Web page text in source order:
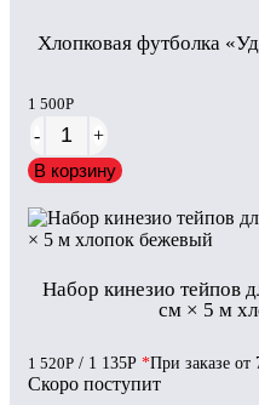
Хлопковая футболка
1 500Р
-
+
В корзину
Набор кинезио тейпов
см × 5 м
1 520Р / 1 135Р *При заказе от
Скоро поступит